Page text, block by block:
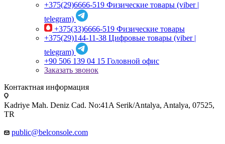
+375(29)6666-519 Физические товары (viber |
telegram)
+375(33)6666-519 Физические товары
+375(29)144-11-38 Цифровые товары (viber |
telegram)
+90 506 139 04 15 Головной офис
Заказать звонок
Контактная информация
Kadriye Mah. Deniz Cad. No:41A Serik/Antalya, Antalya, 07525,
TR
public@belconsole.com